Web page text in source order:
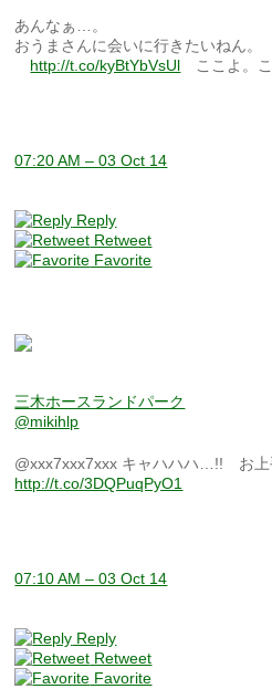
あんなぁ…。
おうまさんに会いに行きたいねん
http://t.co/kyBtYbVsUl ここよ。こ
07:20 AM – 03 Oct 14
Reply
Retweet
Favorite
三木ホースランドパーク
@mikihlp
@xxx7xxx7xxx キャハハハ…!! お
http://t.co/3DQPuqPyO1
07:10 AM – 03 Oct 14
Reply
Retweet
Favorite